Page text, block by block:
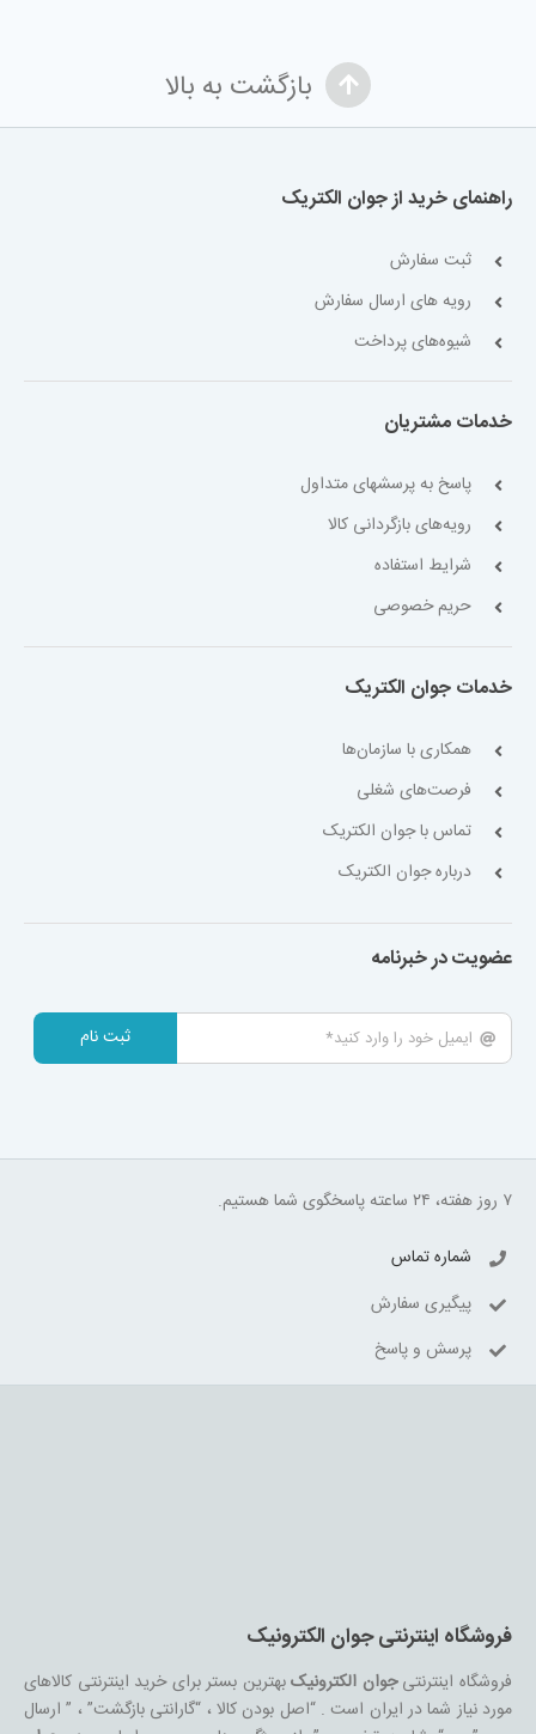
بازگشت به بالا
راهنمای خرید از جوان الکتریک
ثبت سفارش
رویه های ارسال سفارش
شیوه‌های پرداخت
خدمات مشتریان
پاسخ به پرسشهای متداول
رویه‌های بازگردانی کالا
شرایط استفاده
حریم خصوصی
خدمات جوان الکتریک
همکاری با سازمان‌ها
فرصت‌های شغلی
تماس با جوان الکتریک
درباره جوان الکتریک
عضویت در خبرنامه
ثبت نام
۷ روز هفته، ۲۴ ساعته پاسخگوی شما هستیم.
شماره تماس
پیگیری سفارش
پرسش و پاسخ
فروشگاه اینترنتی جوان الکترونیک
فروشگاه اینترنتیجوان الکترونیکبهترین بستر برای خرید اینترنتی کالاهای
مورد نیاز شما در ایران است . “اصل بودن کالا ، “گارانتی بازگشت” ، ” ارسال